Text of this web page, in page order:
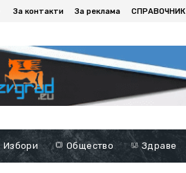
За контакти За реклама СПРАВОЧНИК
Избори Общество Здраве